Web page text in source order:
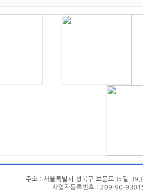
주소 : 서울특별시 성북구 보문로35길
사업자등록번호 : 209-90-